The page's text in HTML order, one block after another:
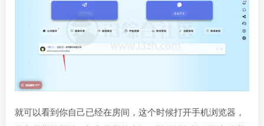
就可以看到你自己已经在房间，这个时候打开手机浏览器，